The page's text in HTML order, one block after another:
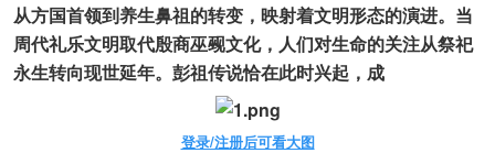
从方国首领到养生鼻祖的转变，映射着文明形态的演进。当
周代礼乐文明取代殷商巫觋文化，人们对生命的关注从祭祀
永生转向现世延年。彭祖传说恰在此时兴起，成
登录/注册后可看大图